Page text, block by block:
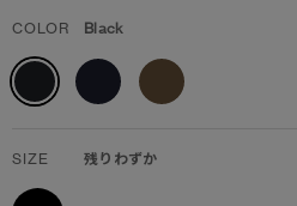
COLOR Black
SIZE 残りわずか